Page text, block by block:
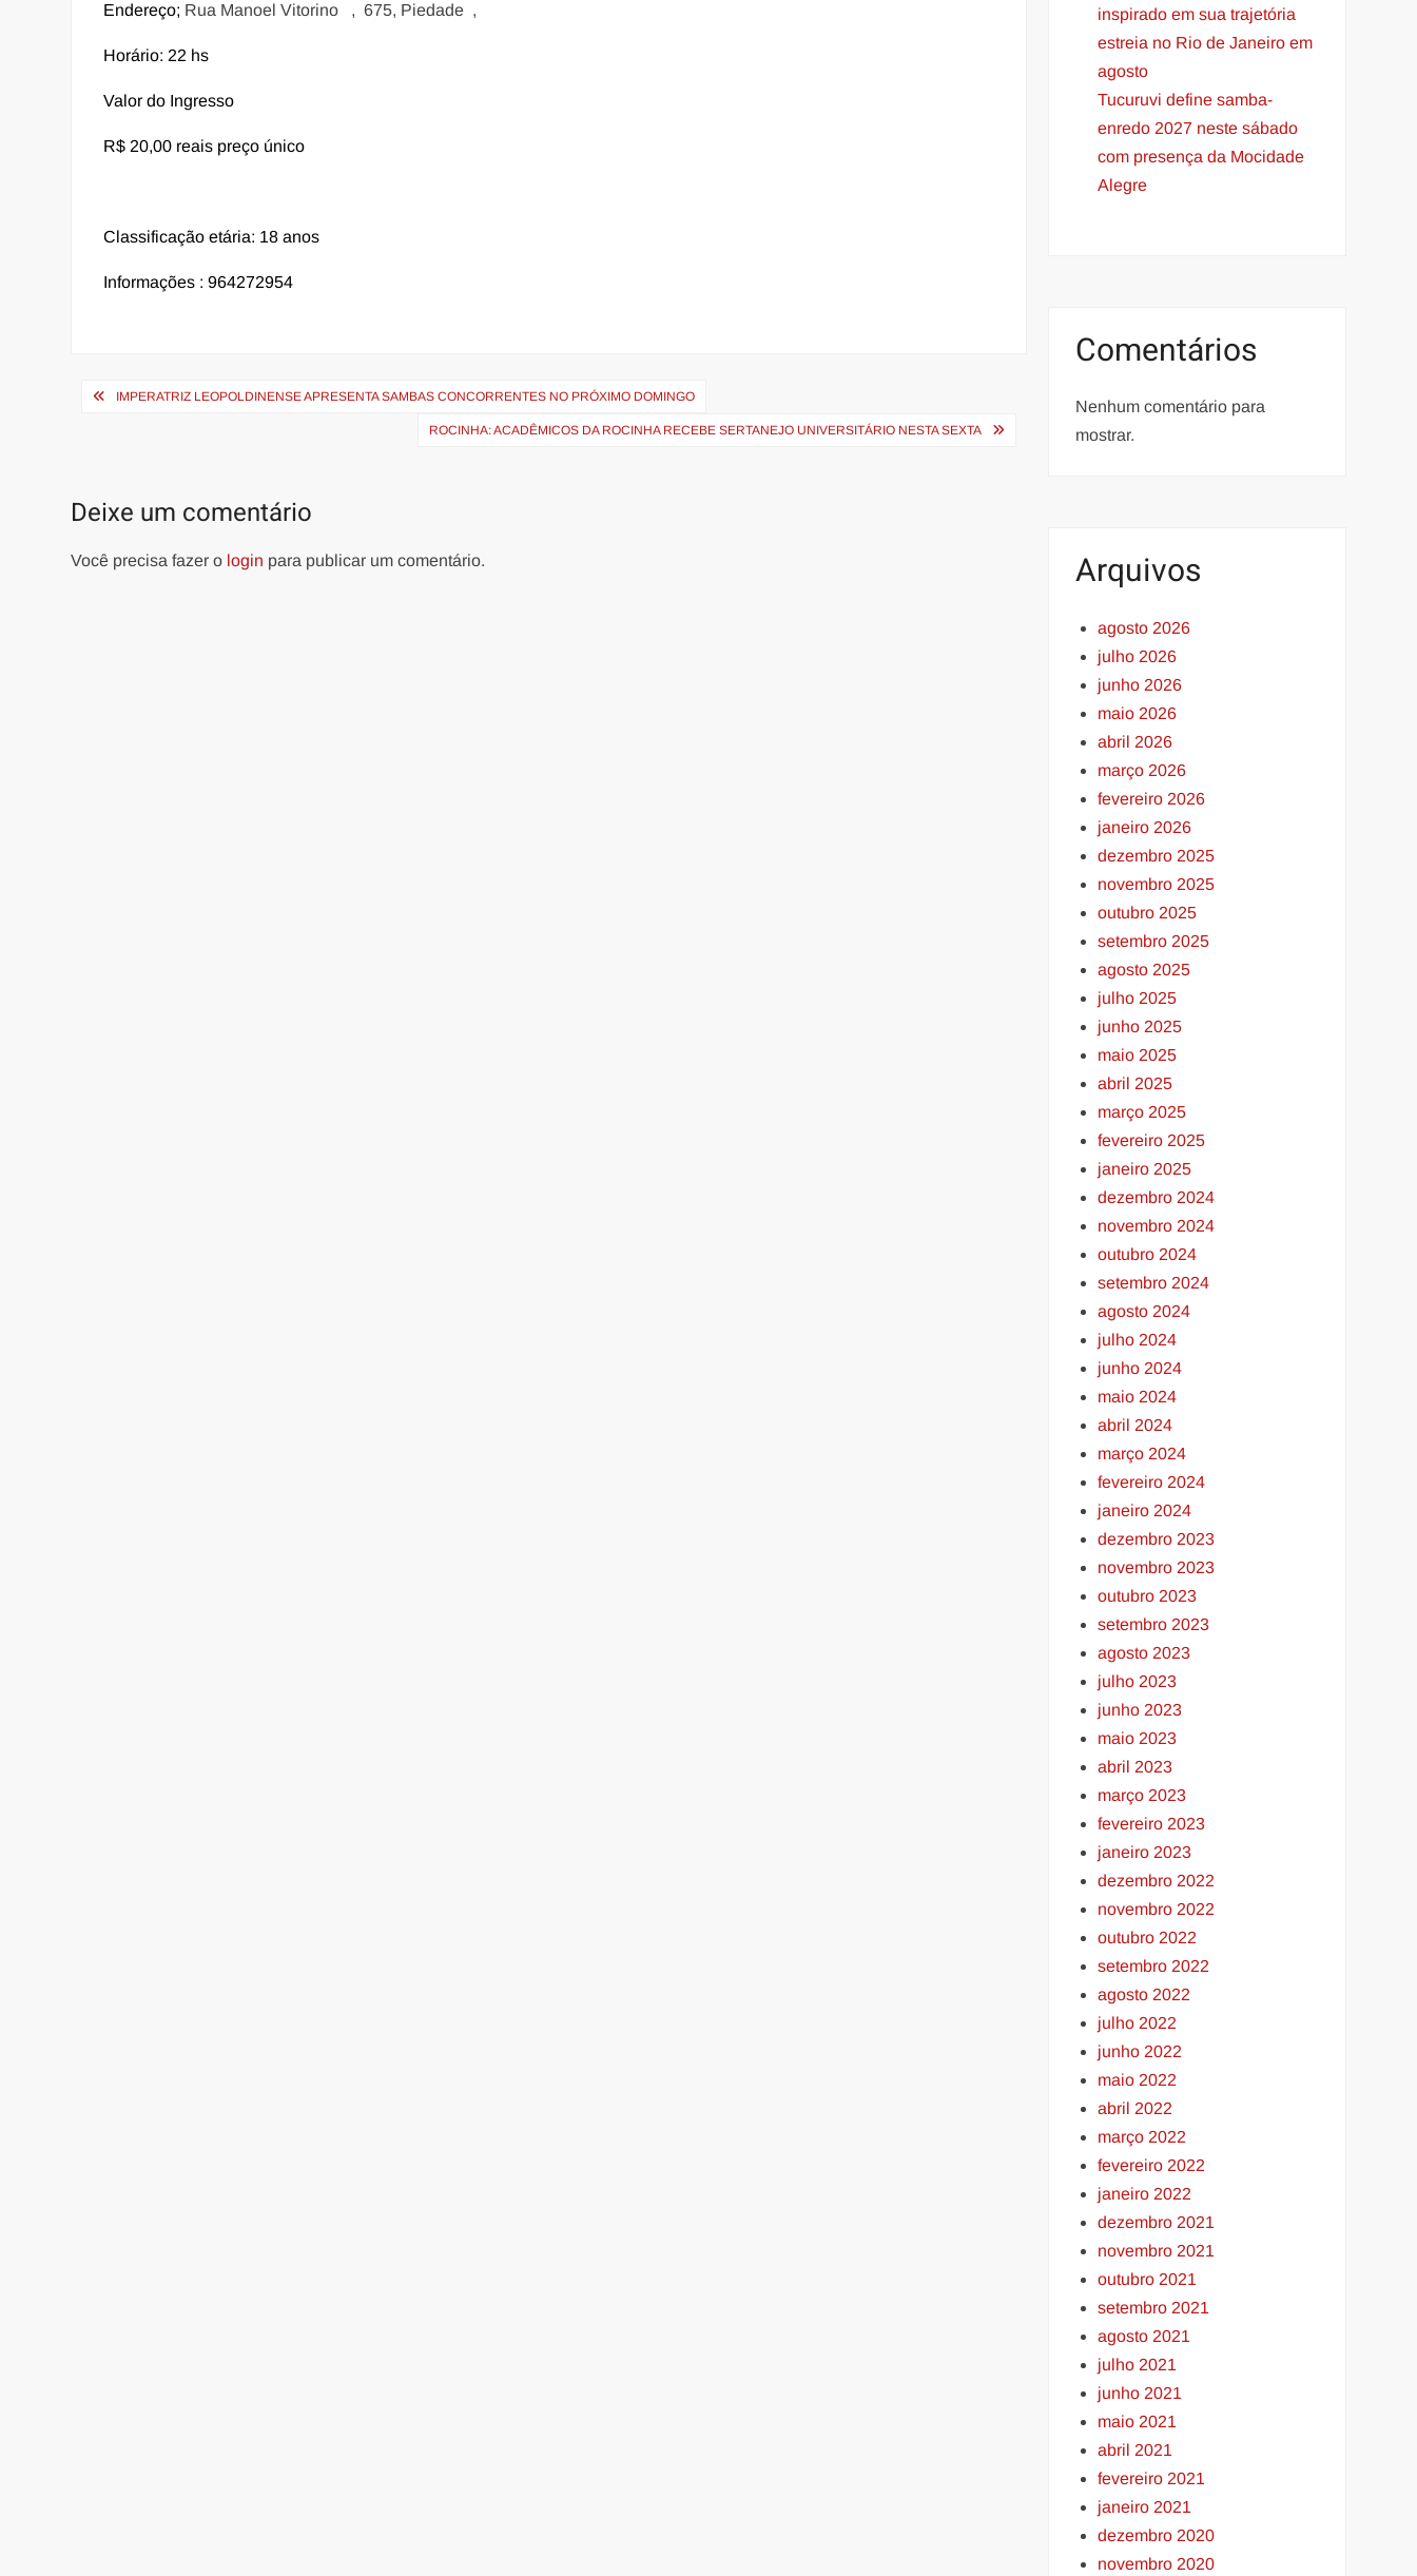
Endereço; Rua Manoel Vitorino , 675, Piedade ,
Horário: 22 hs
Valor do Ingresso
R$ 20,00 reais preço único
Classificação etária: 18 anos
Informações : 964272954
Navegação
IMPERATRIZ LEOPOLDINENSE APRESENTA SAMBAS CONCORRENTES NO PRÓXIMO DOMINGO
ROCINHA: ACADÊMICOS DA ROCINHA RECEBE SERTANEJO UNIVERSITÁRIO NESTA SEXTA
Deixe um comentário
Você precisa fazer o login para publicar um comentário.
inspirado em sua trajetória
estreia no Rio de Janeiro em
agosto
Tucuruvi define samba-
enredo 2027 neste sábado
com presença da Mocidade
Alegre
Comentários
Nenhum comentário para
mostrar.
Arquivos
agosto 2026
julho 2026
junho 2026
maio 2026
abril 2026
março 2026
fevereiro 2026
janeiro 2026
dezembro 2025
novembro 2025
outubro 2025
setembro 2025
agosto 2025
julho 2025
junho 2025
maio 2025
abril 2025
março 2025
fevereiro 2025
janeiro 2025
dezembro 2024
novembro 2024
outubro 2024
setembro 2024
agosto 2024
julho 2024
junho 2024
maio 2024
abril 2024
março 2024
fevereiro 2024
janeiro 2024
dezembro 2023
novembro 2023
outubro 2023
setembro 2023
agosto 2023
julho 2023
junho 2023
maio 2023
abril 2023
março 2023
fevereiro 2023
janeiro 2023
dezembro 2022
novembro 2022
outubro 2022
setembro 2022
agosto 2022
julho 2022
junho 2022
maio 2022
abril 2022
março 2022
fevereiro 2022
janeiro 2022
dezembro 2021
novembro 2021
outubro 2021
setembro 2021
agosto 2021
julho 2021
junho 2021
maio 2021
abril 2021
fevereiro 2021
janeiro 2021
dezembro 2020
novembro 2020